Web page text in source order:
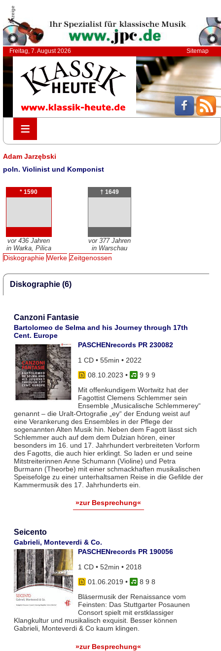
Anzeige
Freitag, 7. August 2026 Sitemap
≡
≡
Adam Jarzębski
poln. Violinist und Komponist
* 1590
vor 436 Jahren
in Warka, Pilica
† 1649
vor 377 Jahren
in Warschau
Diskographie Werke Zeitgenossen
Diskographie (6)
Canzoni Fantasie
Bartolomeo de Selma and his Journey through 17th
Cent. Europe
PASCHENrecords PR 230082
1 CD • 55min • 2022
08.10.2023 •
9 9 9
Mit offenkundigem Wortwitz hat der
Fagottist Clemens Schlemmer sein
Ensemble „Musicalische Schlemmerey“
genannt – die Uralt-Ortografie „ey“ der Endung weist auf
eine Verankerung des Ensembles in der Pflege der
sogenannten Alten Musik hin. Neben dem Fagott lässt sich
Schlemmer auch auf dem dem Dulzian hören, einer
besonders im 16. und 17. Jahrhundert verbreiteten Vorform
des Fagotts, die auch hier erklingt. So laden er und seine
Mitstreiterinnen Anne Schumann (Violine) und Petra
Burmann (Theorbe) mit einer schmackhaften musikalischen
Speisefolge zu einer unterhaltsamen Reise in die Gefilde der
Kammermusik des 17. Jahrhunderts ein.
»zur Besprechung«
Seicento
Gabrieli, Monteverdi & Co.
PASCHENrecords PR 190056
1 CD • 52min • 2018
01.06.2019 •
8 9 8
Bläsermusik der Renaissance vom
Feinsten: Das Stuttgarter Posaunen
Consort spielt mit erstklassiger
Klangkultur und musikalisch exquisit. Besser können
Gabrieli, Monteverdi & Co kaum klingen.
»zur Besprechung«